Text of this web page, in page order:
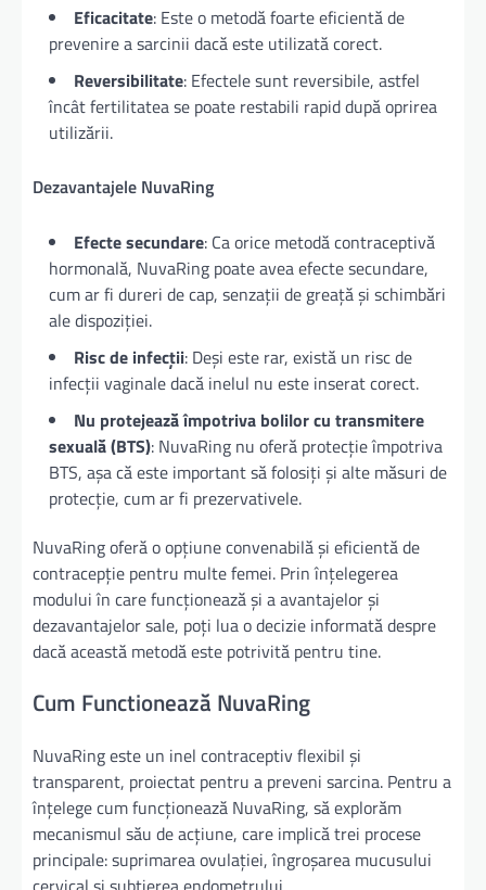
Eficacitate: Este o metodă foarte eficientă de
prevenire a sarcinii dacă este utilizată corect.
Reversibilitate: Efectele sunt reversibile, astfel
încât fertilitatea se poate restabili rapid după oprirea
utilizării.
Dezavantajele NuvaRing
Efecte secundare: Ca orice metodă contraceptivă
hormonală, NuvaRing poate avea efecte secundare,
cum ar fi dureri de cap, senzații de greață și schimbări
ale dispoziției.
Risc de infecții: Deși este rar, există un risc de
infecții vaginale dacă inelul nu este inserat corect.
Nu protejează împotriva bolilor cu transmitere
sexuală (BTS): NuvaRing nu oferă protecție împotriva
BTS, așa că este important să folosiți și alte măsuri de
protecție, cum ar fi prezervativele.
NuvaRing oferă o opțiune convenabilă și eficientă de
contracepție pentru multe femei. Prin înțelegerea
modului în care funcționează și a avantajelor și
dezavantajelor sale, poți lua o decizie informată despre
dacă această metodă este potrivită pentru tine.
Cum Functionează NuvaRing
NuvaRing este un inel contraceptiv flexibil și
transparent, proiectat pentru a preveni sarcina. Pentru a
înțelege cum funcționează NuvaRing, să explorăm
mecanismul său de acțiune, care implică trei procese
principale: suprimarea ovulației, îngroșarea mucusului